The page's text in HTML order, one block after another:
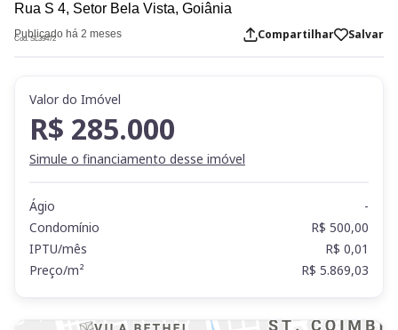
Rua S 4, Setor Bela Vista, Goiânia
Publicado há 2 meses
Cod. SL39472 Compartilhar Salvar
Valor do Imóvel
R$ 285.000
Simule o financiamento desse imóvel
Ágio
-
Condomínio
R$ 500,00
IPTU/mês
R$ 0,01
Preço/m²
R$ 5.869,03